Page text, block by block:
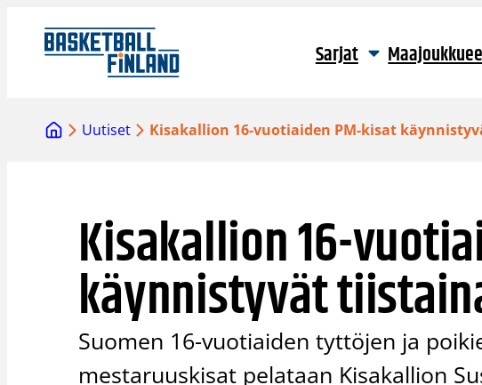
sisältöön
Sarjat
Uutiset Kisakallion 16-vuotiaiden PM-kisat
Kisakallion 16-
käynnistyvät
Suomen 16-vuotiaiden tyttöjen ja
mestaruuskisat pelataan Kisakallion